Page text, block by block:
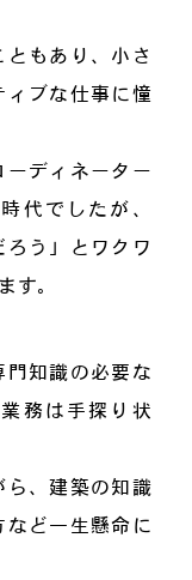
もあり、小さ
ィブな仕事に憧
ディネーター
代でしたが、
ろう」とワクワ
す。
門知識の必要な
務は手探り状
ら、建築の知識
ど一生懸命に